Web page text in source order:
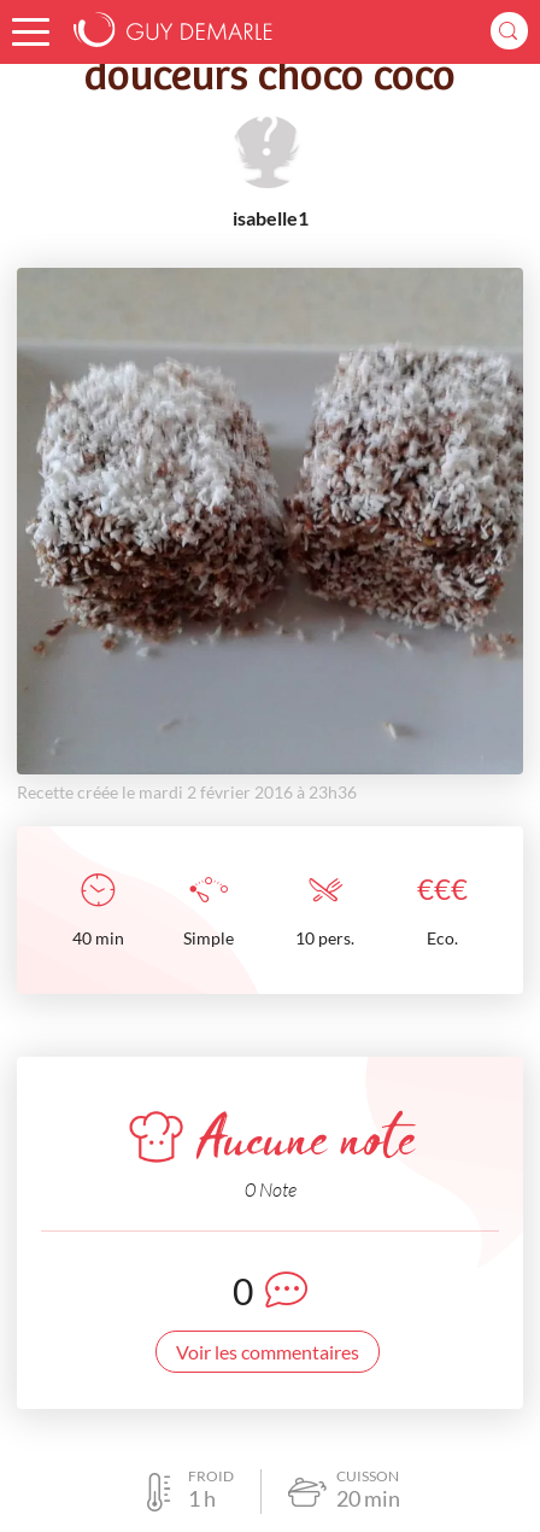
Accueil Recettes douceurs choco coco
douceurs choco coco
isabelle1
Recette créée le mardi 2 février 2016 à 23h36
€€€
40 min Simple 10 pers. Eco.
Aucune note
0 Note
0
Voir les commentaires
FROID
1 h
CUISSON
20min